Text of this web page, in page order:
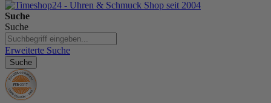
Suche
Suche
Erweiterte Suche
Suche